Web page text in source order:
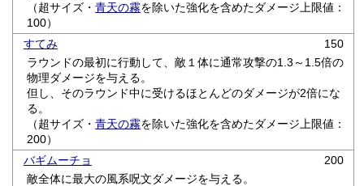
（超サイズ・青天の霧を除いた強化を含めたダメージ上限値：
100）
すてみ
150
ラウンドの最初に行動して、敵１体に通常攻撃の1.3～1.5倍の
物理ダメージを与える。
但し、そのラウンド中に受けるほとんどのダメージが2倍にな
る。
（超サイズ・青天の霧を除いた強化を含めたダメージ上限値：
200）
バギムーチョ
200
敵全体に最大の風系呪文ダメージを与える。